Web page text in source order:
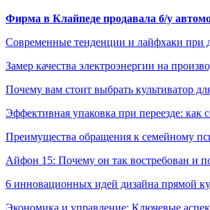
Фирма в Клайпеде продавала б/у
Современные тенденции и лайфхаки при
Замер качества электроэнергии на
Почему вам стоит выбрать культиватор
Эффективная упаковка при переезде: как
Преимущества обращения к семейному
Айфон 15: Почему он так востребован и
6 инновационных идей дизайна прямой
Экономика и управление: Ключевые